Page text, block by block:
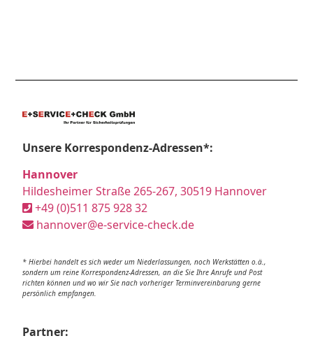
Unsere Korrespondenz-Adressen*:
Hannover
Hildesheimer Straße 265-267, 30519 Hannover
+49 (0)511 875 928 32
hannover@e-service-check.de
* Hierbei handelt es sich weder um Niederlassungen, noch Werkstätten o.ä.,
sondern um reine Korrespondenz-Adressen, an die Sie Ihre Anrufe und Post
richten können und wo wir Sie nach vorheriger Terminvereinbarung gerne
persönlich empfangen.
Partner: